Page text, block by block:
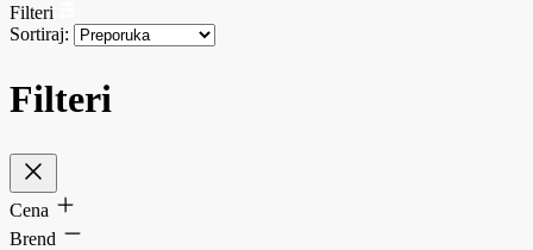
Filteri
Sortiraj:
Filteri
Cena
Brend